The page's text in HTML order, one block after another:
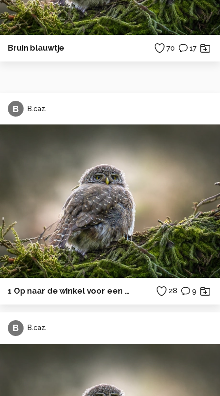
Bruin blauwtje 70 17
B B.caz.
1 Op naar de winkel voor een nieuwe jas 28 9
B B.caz.